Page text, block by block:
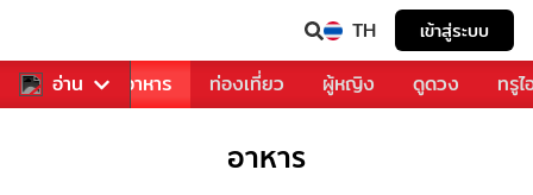
TH เข้าสู่ระบบ
อ่าน
การเพลง อาหาร ท่องเที่ยว ผู้หญิง ดูดวง ทรู
อาหาร